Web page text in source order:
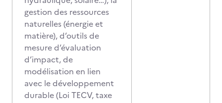
gestion des ressources
naturelles (énergie et
matière), d’outils de
mesure d’évaluation
d’impact, de
modélisation en lien
avec le développement
durable (Loi TECV, taxe